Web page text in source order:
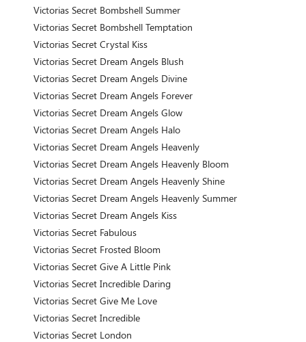
Victorias Secret Bombshell Summer
Victorias Secret Bombshell Temptation
Victorias Secret Crystal Kiss
Victorias Secret Dream Angels Blush
Victorias Secret Dream Angels Divine
Victorias Secret Dream Angels Forever
Victorias Secret Dream Angels Glow
Victorias Secret Dream Angels Halo
Victorias Secret Dream Angels Heavenly
Victorias Secret Dream Angels Heavenly Bloom
Victorias Secret Dream Angels Heavenly Shine
Victorias Secret Dream Angels Heavenly Summer
Victorias Secret Dream Angels Kiss
Victorias Secret Fabulous
Victorias Secret Frosted Bloom
Victorias Secret Give A Little Pink
Victorias Secret Incredible Daring
Victorias Secret Give Me Love
Victorias Secret Incredible
Victorias Secret London